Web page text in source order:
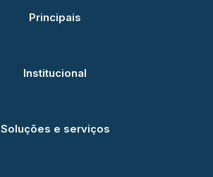
Principais
Institucional
Soluções e serviços